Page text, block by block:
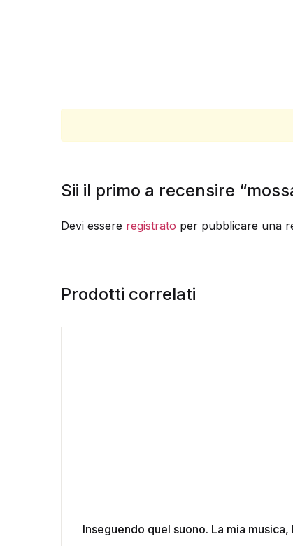
Sii il primo a recensire
Devi essere registrato per pubblicare una
Prodotti correlati
Inseguendo quel suono. La mia